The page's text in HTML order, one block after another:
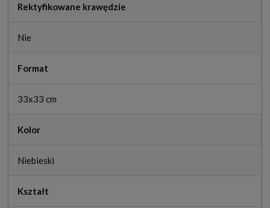
Rektyfikowane krawędzie
Nie
Format
33x33 cm
Kolor
Niebieski
Kształt